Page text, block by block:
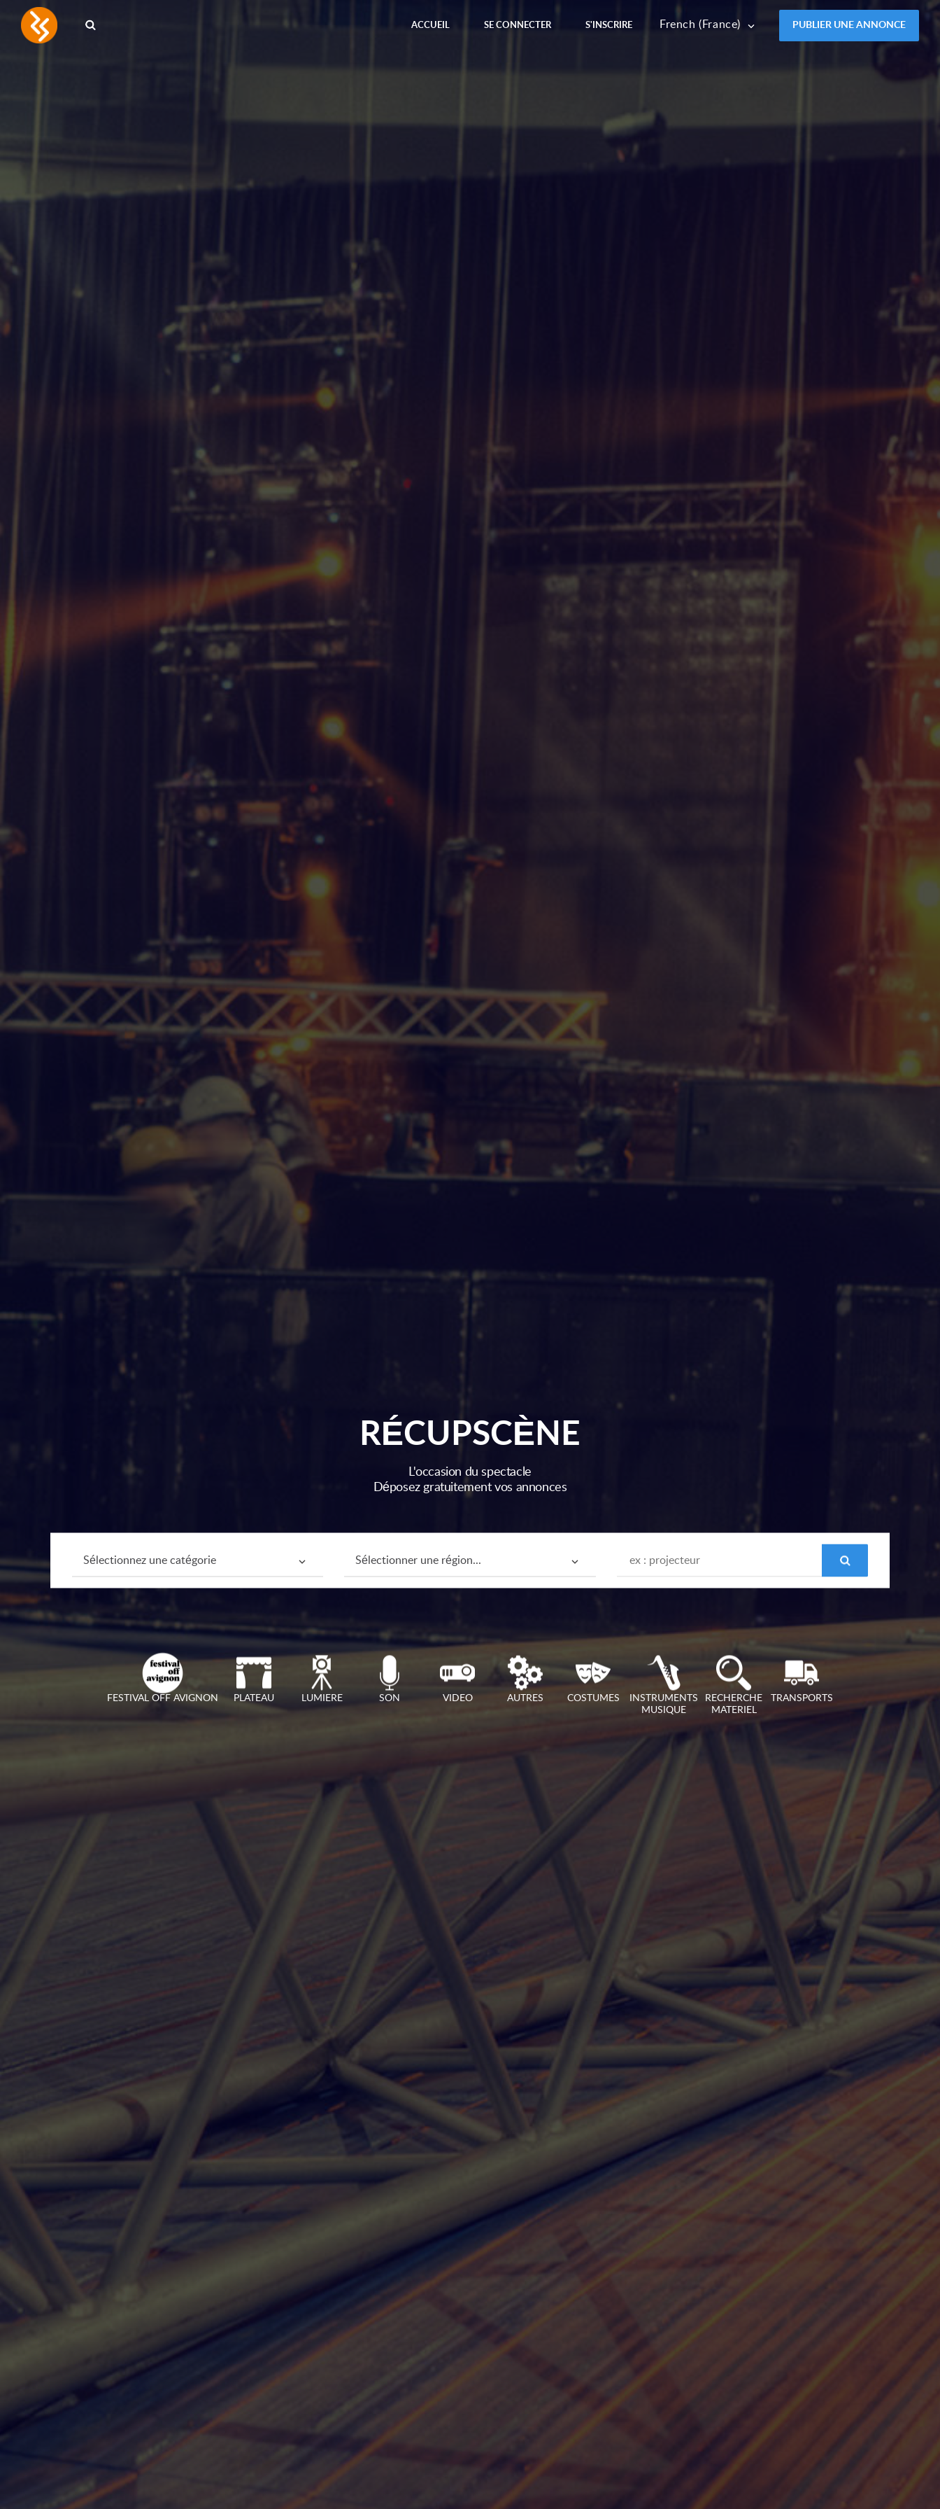
French (France) PUBLIER UNE ANNONCE
ACCUEIL SE CONNECTER S'INSCRIRE
RÉCUPSCÈNE
L'occasion du spectacle
Déposez gratuitement vos annonces
Sélectionnez une catégorie Sélectionner une région...